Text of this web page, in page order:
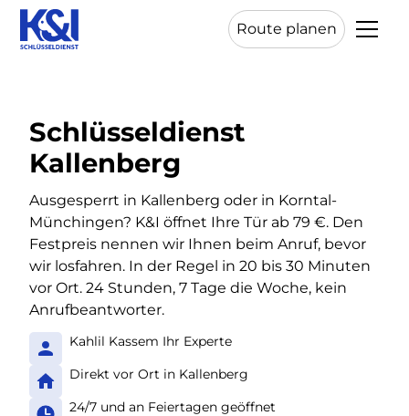
Route planen
Schlüsseldienst
Kallenberg
Ausgesperrt in Kallenberg oder in Korntal-
Münchingen? K&I öffnet Ihre Tür ab 79 €. Den
Festpreis nennen wir Ihnen beim Anruf, bevor
wir losfahren. In der Regel in 20 bis 30 Minuten
vor Ort. 24 Stunden, 7 Tage die Woche, kein
Anrufbeantworter.
Kahlil Kassem Ihr Experte
Direkt vor Ort in Kallenberg
24/7 und an Feiertagen geöffnet